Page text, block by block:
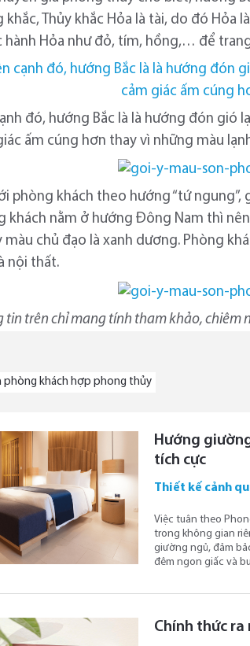
khắc, Thủy khắc Hỏa là tài, do đó Hỏa
hành Hỏa như đỏ, tím, hồng,… để
đó, hướng Bắc là là hướng đón
ấm cúng hơn thay vì những màu
phòng khách theo hướng “tứ ngung”,
khách nằm ở hướng Đông Nam thì
màu chủ đạo là xanh dương. Phòng
nội thất.
tin trên chỉ mang tính tham khảo, chiêm
phòng khách hợp phong thủy
Hướng
tích cực
Thiết kế cảnh
Việc tuân theo
trong không gian
giường ngủ, đảm
đêm ngon giấc và
Chính thức ra